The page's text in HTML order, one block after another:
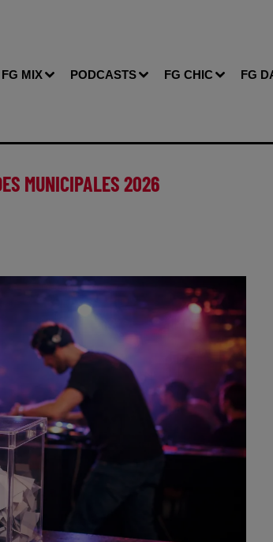
FG MIX PODCASTS FG CHIC FG
MUNICIPALES 2026